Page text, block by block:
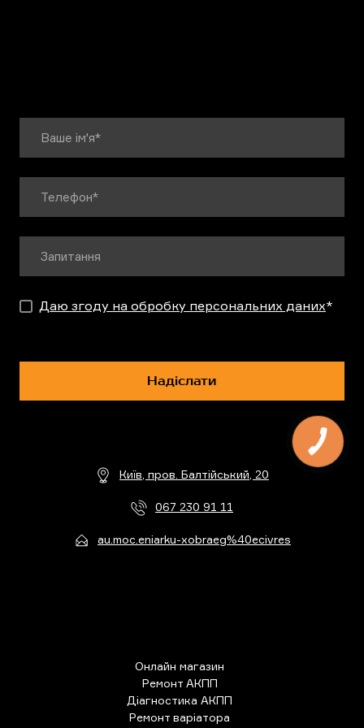
Даю згоду на обробку персональних даних*
Надіслати
Київ, пров. Балтійський, 20
067 230 91 11
au.moc.eniarku-xobraeg%40ecivres
Онлайн магазин
Ремонт АКПП
Діагностика АКПП
Ремонт варіатора